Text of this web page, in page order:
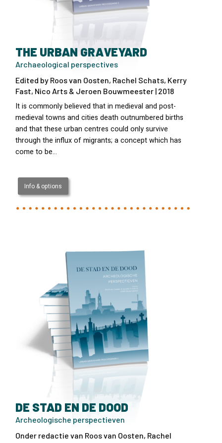
THE URBAN GRAVEYARD
Archaeological perspectives
Edited by Roos van Oosten, Rachel Schats, Kerry
Fast, Nico Arts & Jeroen Bouwmeester | 2018
It is commonly believed that in medieval and post-
medieval towns and cities death outnumbered births
and that these urban centres could only survive
through the influx of migrants; a concept which has
come to be…
Info & options
DE STAD EN DE DOOD
Archeologische perspectieven
Onder redactie van Roos van Oosten, Rachel